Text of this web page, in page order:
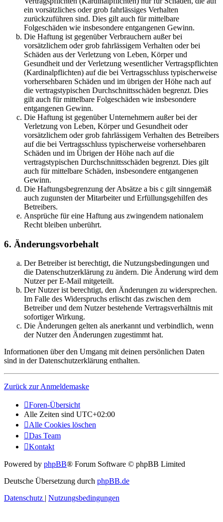
ein vorsätzliches oder grob fahrlässiges Verhalten
zurückzuführen sind. Dies gilt auch für mittelbare
Folgeschäden wie insbesondere entgangenen Gewinn.
Die Haftung ist gegenüber Verbrauchern außer bei
vorsätzlichem oder grob fahrlässigem Verhalten oder bei
Schäden aus der Verletzung von Leben, Körper und
Gesundheit und der Verletzung wesentlicher Vertragspflichten
(Kardinalpflichten) auf die bei Vertragsschluss typischerweise
vorhersehbaren Schäden und im übrigen der Höhe nach auf
die vertragstypischen Durchschnittsschäden begrenzt. Dies
gilt auch für mittelbare Folgeschäden wie insbesondere
entgangenen Gewinn.
Die Haftung ist gegenüber Unternehmern außer bei der
Verletzung von Leben, Körper und Gesundheit oder
vorsätzlichem oder grob fahrlässigem Verhalten des Betreibers
auf die bei Vertragsschluss typischerweise vorhersehbaren
Schäden und im Übrigen der Höhe nach auf die
vertragstypischen Durchschnittsschäden begrenzt. Dies gilt
auch für mittelbare Schäden, insbesondere entgangenen
Gewinn.
Die Haftungsbegrenzung der Absätze a bis c gilt sinngemäß
auch zugunsten der Mitarbeiter und Erfüllungsgehilfen des
Betreibers.
Ansprüche für eine Haftung aus zwingendem nationalem
Recht bleiben unberührt.
6. Änderungsvorbehalt
Der Betreiber ist berechtigt, die Nutzungsbedingungen und
die Datenschutzerklärung zu ändern. Die Änderung wird dem
Nutzer per E-Mail mitgeteilt.
Der Nutzer ist berechtigt, den Änderungen zu widersprechen.
Im Falle des Widerspruchs erlischt das zwischen dem
Betreiber und dem Nutzer bestehende Vertragsverhältnis mit
sofortiger Wirkung.
Die Änderungen gelten als anerkannt und verbindlich, wenn
der Nutzer den Änderungen zugestimmt hat.
Informationen über den Umgang mit deinen persönlichen Daten
sind in der Datenschutzerklärung enthalten.
Zurück zur Anmeldemaske
Foren-Übersicht
Alle Zeiten sind UTC+02:00
Alle Cookies löschen
Das Team
Kontakt
Powered by phpBB® Forum Software © phpBB Limited
Deutsche Übersetzung durch phpBB.de
Datenschutz | Nutzungsbedingungen